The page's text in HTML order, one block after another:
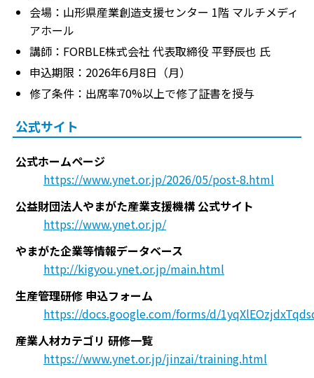
会場：山形県産業創造支援センター 1階 マルチメディ
アホール
講師：FORBLE株式会社 代表取締役 平野辰也 氏
申込期限：2026年6月8日（月）
修了条件：出席率70%以上で修了証書を授与
公式サイト
公式ホームページ
https://www.ynet.or.jp/2026/05/post-8.html
公益財団法人やまがた産業支援機構 公式サイト
https://www.ynet.or.jp/
やまがた企業等情報データベース
http://kigyou.ynet.or.jp/main.html
生産管理研修 申込フォーム
https://docs.google.com/forms/d/
産業人材カテゴリ 研修一覧
https://www.ynet.or.jp/jinzai/training.html